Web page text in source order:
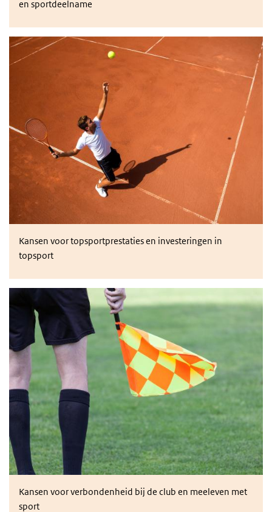
en sportdeelname
Topsporters en fans: een gelukkig huwelijk?
Kansen voor topsportprestaties en investeringen in
topsport
Betrokken bij de club = betrokken bij evenementen?
Kansen voor verbondenheid bij de club en meeleven met
sport